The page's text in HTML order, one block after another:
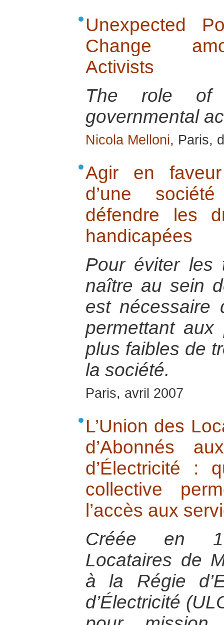
Unexpected
Change
Activists
The role of
governmental
Nicola Melloni, Paris,
Agir en
d’une
défendre les
handicapées
Pour éviter les
naître au sein
est nécessaire
permettant
plus faibles de
la société.
Paris, avril 2007
L’Union des
d’Abonnés
d’Électricité :
collective
l’accès aux
Créée en
Locataires de
à la Régie
d’Électricité